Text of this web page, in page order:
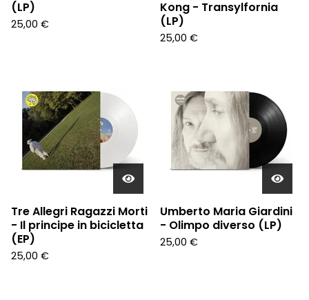
(LP)
25,00 €
Kong - Transylfornia
(LP)
25,00 €
Tre Allegri Ragazzi Morti
- Il principe in bicicletta
(EP)
25,00 €
Umberto Maria Giardini
- Olimpo diverso (LP)
25,00 €